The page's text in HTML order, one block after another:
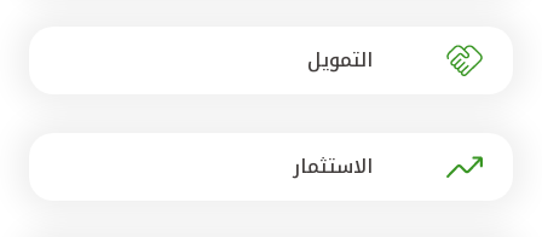
مصر
التمويل
الاستثمار